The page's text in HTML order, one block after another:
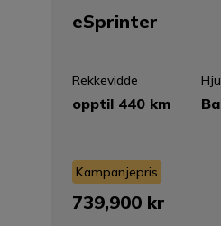
eSprinter
Rekkevidde
opptil 440 km
Kampanjepris
739,900 kr